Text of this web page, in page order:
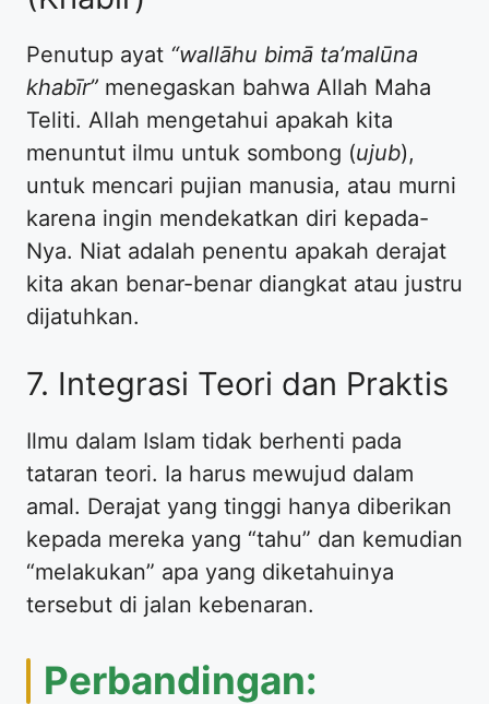
Penutup ayat “wallāhu bimā ta’malūna
khabīr” menegaskan bahwa Allah Maha
Teliti. Allah mengetahui apakah kita
menuntut ilmu untuk sombong (ujub),
untuk mencari pujian manusia, atau murni
karena ingin mendekatkan diri kepada-
Nya. Niat adalah penentu apakah derajat
kita akan benar-benar diangkat atau justru
dijatuhkan.
7. Integrasi Teori dan Praktis
Ilmu dalam Islam tidak berhenti pada
tataran teori. Ia harus mewujud dalam
amal. Derajat yang tinggi hanya diberikan
kepada mereka yang “tahu” dan kemudian
“melakukan” apa yang diketahuinya
tersebut di jalan kebenaran.
Perbandingan: